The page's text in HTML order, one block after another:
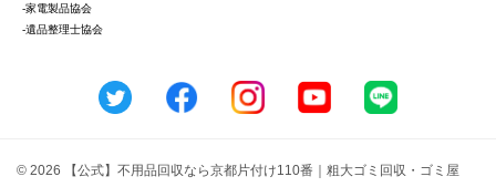
-家電製品協会
-遺品整理士協会
© 2026 【公式】不用品回収なら京都片付け110番｜粗大ゴミ回収・ゴミ屋